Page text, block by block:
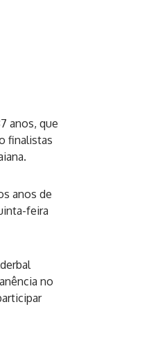
anos, que
finalistas
anos de
feira
no